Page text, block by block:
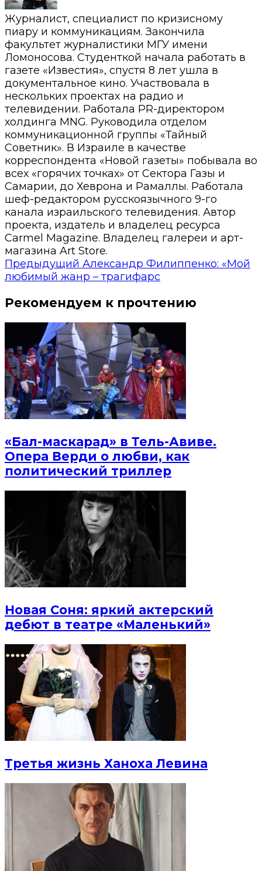
Журналист, специалист по кризисному
пиару и коммуникациям. Закончила
факультет журналистики МГУ имени
Ломоносова. Студенткой начала работать в
газете «Известия», спустя 8 лет ушла в
документальное кино. Участвовала в
нескольких проектах на радио и
телевидении. Работала PR-директором
холдинга MNG. Руководила отделом
коммуникационной группы «Тайный
Советник». В Израиле в качестве
корреспондента «Новой газеты» побывала во
всех «горячих точках» от Сектора Газы и
Самарии, до Хеврона и Рамаллы. Работала
шеф-редактором русскоязычного 9-го
канала израильского телевидения. Автор
проекта, издатель и владелец ресурса
Carmel Magazine. Владелец галереи и арт-
магазина Art Store.
Предыдущий Александр Филиппенко: «Мой
любимый жанр – трагифарс
Рекомендуем к прочтению
«Бал-маскарад» в Тель-Авиве.
Опера Верди о любви, как
политический триллер
Новая Соня: яркий актерский
дебют в театре «Маленький»
Третья жизнь Ханоха Левина